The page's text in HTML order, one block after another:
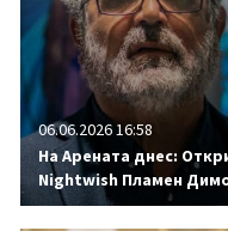
06.06.2026 16:58
На Арената днес:
Nightwish Пламен